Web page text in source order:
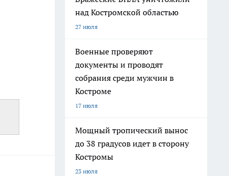
над Костромской областью
27 июля
Военные проверяют
документы и проводят
собрания среди мужчин в
Костроме
17 июля
Мощный тропический вынос
до 38 градусов идет в сторону
Костромы
23 июля